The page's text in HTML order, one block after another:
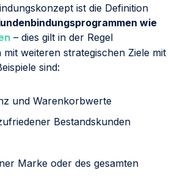
ist die Definition
wie
– dies gilt in der Regel
weiteren strategischen Ziele mit
sind:
und Warenkorbwerte
Bestandskunden
Marke oder des gesamten